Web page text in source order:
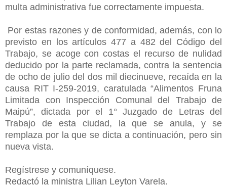
multa administrativa fue correctamente impuesta.
Por estas razones y de conformidad, además, con lo
previsto en los artículos 477 a 482 del Código del
Trabajo, se acoge con costas el recurso de nulidad
deducido por la parte reclamada, contra la sentencia
de ocho de julio del dos mil diecinueve, recaída en la
causa RIT I-259-2019, caratulada “Alimentos Fruna
Limitada con Inspección Comunal del Trabajo de
Maipú”, dictada por el 1° Juzgado de Letras del
Trabajo de esta ciudad, la que se anula, y se
remplaza por la que se dicta a continuación, pero sin
nueva vista.
Regístrese y comuníquese.
Redactó la ministra Lilian Leyton Varela.